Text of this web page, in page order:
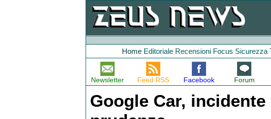
Home Editoriale Recensioni Focus Sicurezza
Newsletter Feed RSS Facebook Forum
Google Car,